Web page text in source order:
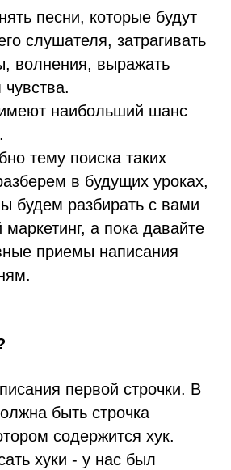
песни, которые будут
слушателя, затрагивать
волнения, выражать
наибольший шанс
тему поиска таких
в будущих уроках,
будем разбирать с вами
а пока давайте
приемы написания
первой строчки. В
быть строчка
содержится хук.
хуки - у нас был